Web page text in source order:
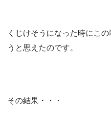
くじけそうになった時にこ
うと思えたのです。
その結果・・・